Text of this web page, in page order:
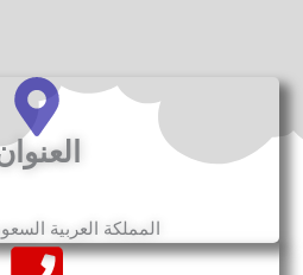
المملكة العربية